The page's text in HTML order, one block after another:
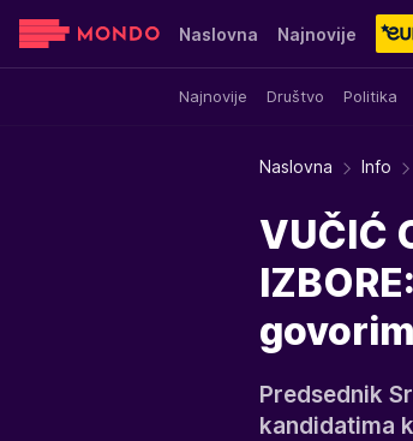
Naslovna Najnovije
Najnovije Društvo Politika
Sensa Stvar ukusa
Naslovna Info
VUČIĆ
Predsednik
kandidatima